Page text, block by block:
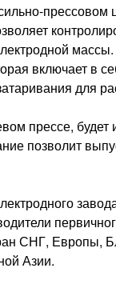
включает в
для
прессе, будет
позволит
СНГ, Европы,
Азии.